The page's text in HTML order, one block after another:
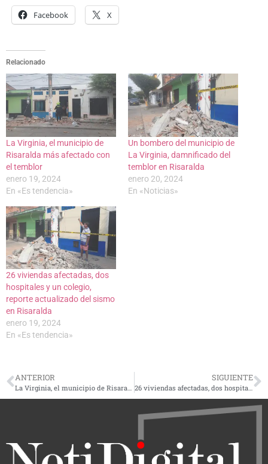
Facebook X
Relacionado
La Virginia, el municipio de
Risaralda más afectado con
el temblor
enero 19, 2024
En «Es tendencia»
Un bombero del municipio de
La Virginia, damnificado del
temblor en Risaralda
enero 20, 2024
En «Noticias»
26 viviendas afectadas, dos
hospitales y un colegio,
reporte actualizado del sismo
en Risaralda
enero 19, 2024
En «Es tendencia»
ANTERIOR SIGUIENTE
26 viviendas afectadas, dos hospitales y un colegio, reporte actualizado del sismo en Risaralda